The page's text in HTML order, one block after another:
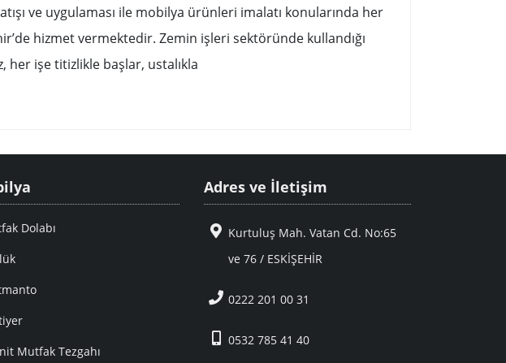
ve uygulaması ile mobilya ürünleri imalatı konularında her
hizmet vermektedir. Zemin işleri sektöründe kullandığı
her işe titizlikle başlar, ustalıkla
Dolabı
Mutfak Tezgahı
Adres ve İletişim
Kurtuluş Mah. Vatan Cd. No:65
ve 76 / ESKİŞEHİR
0222 201 00 31
0532 785 41 40